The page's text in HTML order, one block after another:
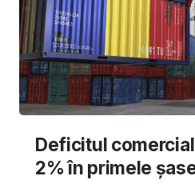
Deficitul
2% în primele